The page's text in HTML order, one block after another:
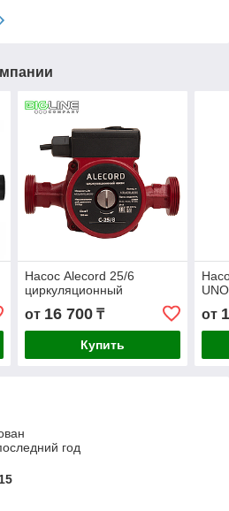
Насос Alecord 25/6
циркуляционный
от 16 700₸
Купить
от
год